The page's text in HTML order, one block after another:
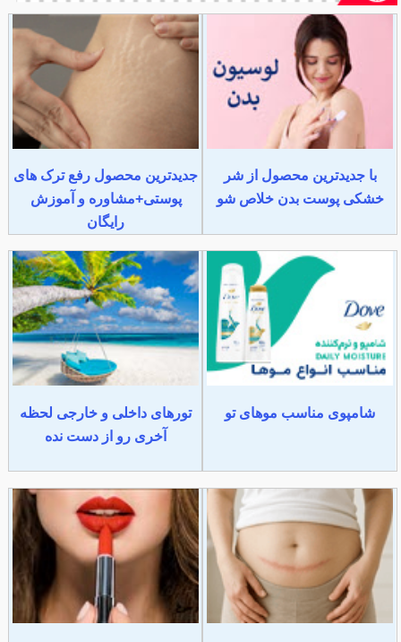
با جدیدترین محصول از شر
خشکی پوست بدن خلاص شو
جدیدترین محصول رفع ترک های
پوستی+مشاوره و آموزش
رایگان
شامپوی مناسب موهای تو
تورهای داخلی و خارجی لحظه
آخری رو از دست نده